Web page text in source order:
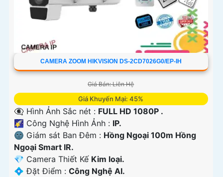
CAMERA ZOOM HIKVISION DS-2CD7026G0/EP-IH
Giá Bán: Liên Hệ
Giá Khuyến Mại: 45%
👁️‍🗨 Hình Ảnh Sắc nét : FULL HD 1080P .
🌠 Công Nghệ Hình Ảnh : IP.
🌚 Giám sát Ban Đêm : Hồng Ngoại 100m Hồng
Ngoại Smart IR.
💎 Camera Thiết Kế Kim loại.
️💠 Đặt Điểm : Công Nghệ AI.